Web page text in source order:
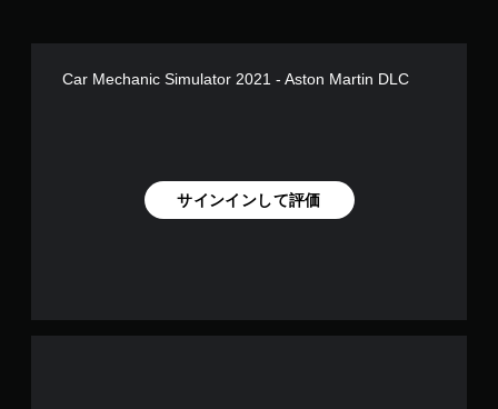
Car Mechanic Simulator 2021 - Aston Martin DLC
サインインして評価